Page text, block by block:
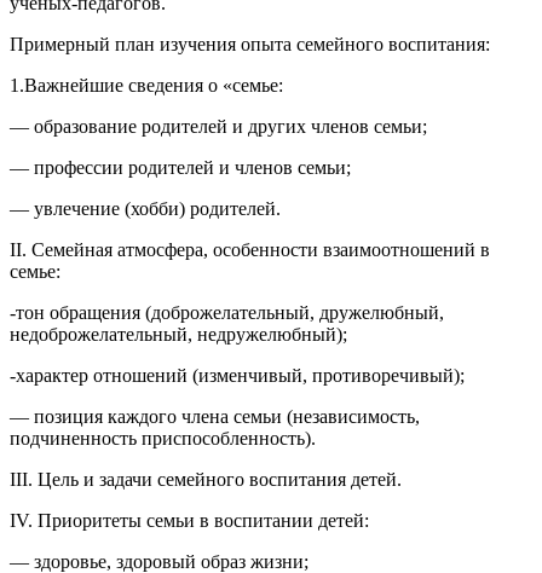
Примерный план изучения опыта семейного воспитания:
1.Важнейшие сведения о «семье:
— образование родителей и других членов семьи;
— профессии родителей и членов семьи;
— увлечение (хобби) родителей.
II. Семейная атмосфера, особенности взаимоотношений в
семье:
-тон обращения (доброжелательный, дружелюбный,
недоброжелательный, недружелюбный);
-характер отношений (изменчивый, противоречивый);
— позиция каждого члена семьи (независимость,
подчиненность приспособленность).
III. Цель и задачи семейного воспитания детей.
IV. Приоритеты семьи в воспитании детей:
— здоровье, здоровый образ жизни;